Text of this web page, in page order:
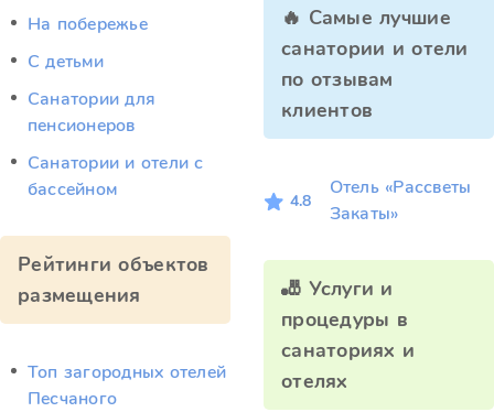
На побережье
С детьми
Санатории для
пенсионеров
Санатории и отели с
бассейном
Рейтинги объектов
размещения
Топ загородных отелей
Песчаного
🔥 Самые лучшие
санатории и отели
по отзывам
клиентов
4.8
Отель «Рассветы
Закаты»
🎳 Услуги и
процедуры в
санаториях и
отелях